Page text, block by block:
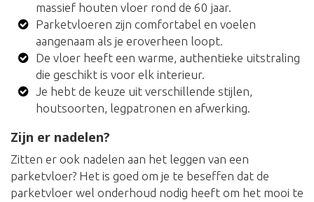
massief houten vloer rond de 60 jaar.
Parketvloeren zijn comfortabel en voelen
aangenaam als je eroverheen loopt.
De vloer heeft een warme, authentieke uitstraling
die geschikt is voor elk interieur.
Je hebt de keuze uit verschillende stijlen,
houtsoorten, legpatronen en afwerking.
Zijn er nadelen?
Zitten er ook nadelen aan het leggen van een
parketvloer? Het is goed om je te beseffen dat de
parketvloer wel onderhoud nodig heeft om het mooi te